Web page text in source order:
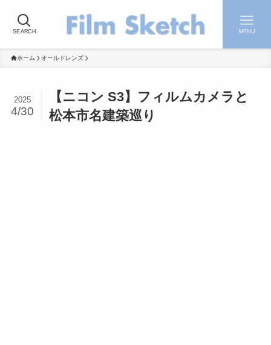
SEARCH MENU
ホーム オールドレンズ
【ニコン S3】フィルムカメラと
松本市名建築巡り
2025
4/30